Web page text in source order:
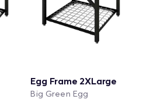
Egg Frame 2XLarge
Big Green Egg